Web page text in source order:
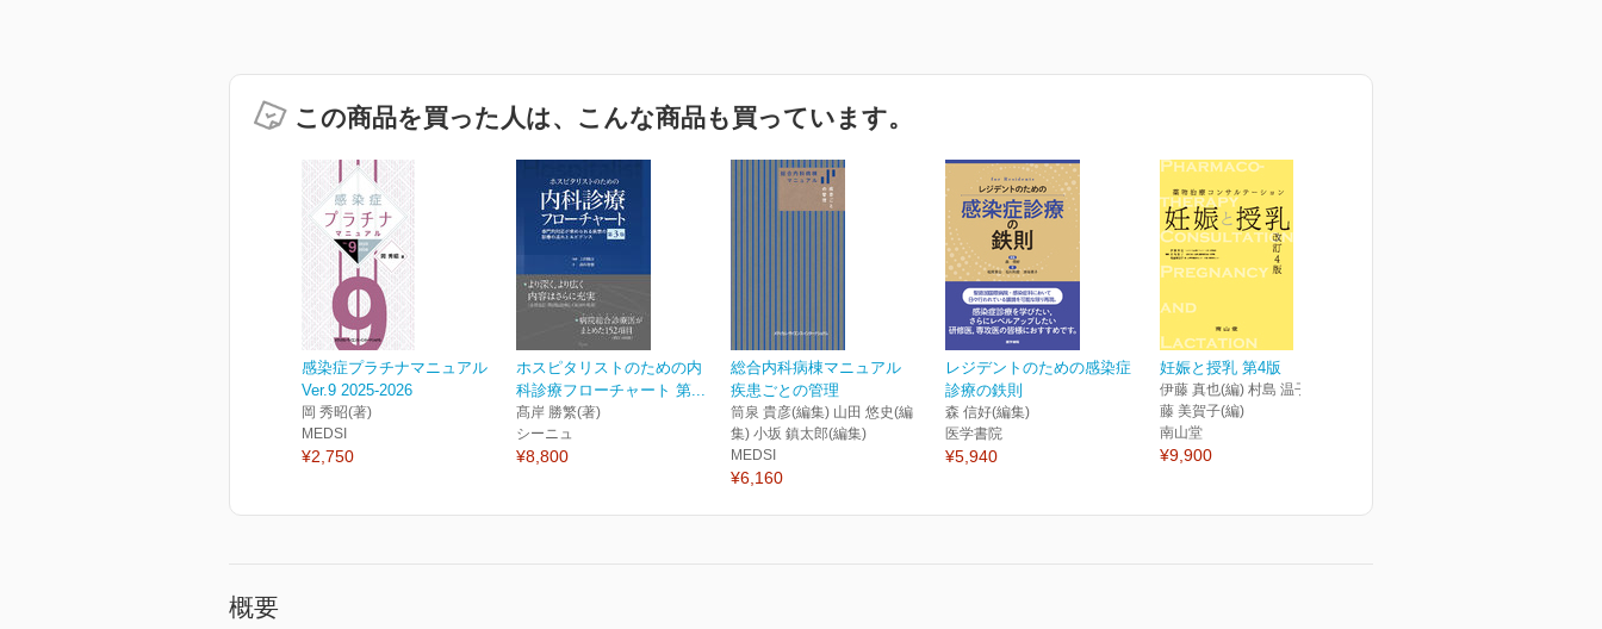
この商品を買った人は、こんな商品も買っています。
感染症プラチナマニュアル
Ver.9 2025-2026
岡 秀昭(著)
MEDSI
¥2,750
ホスピタリストのための内
科診療フローチャート 第...
髙岸 勝繁(著)
シーニュ
¥8,800
総合内科病棟マニュアル
疾患ごとの管理
筒泉 貴彦(編集) 山田 悠史(編
集) 小坂 鎮太郎(編集)
MEDSI
¥6,160
レジデントのための感染症
診療の鉄則
森 信好(編集)
医学書院
¥5,940
妊娠と授乳 第4版
伊藤 真也(編) 村島 温子(編) 後
藤 美賀子(編)
南山堂
¥9,900
概要